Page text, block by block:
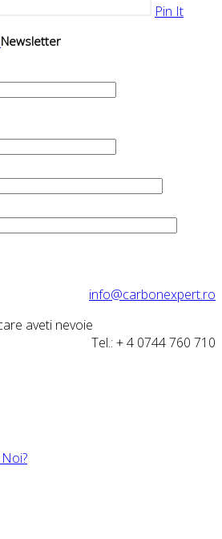
Pin It
Newsletter
info@carbonexpert.ro
aveti nevoie
Tel.: + 4 0744 760 710